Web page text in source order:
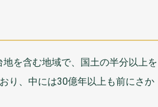
地を含む地域で、 国土の半分以上を
り、 中には30億年以上も前にさか